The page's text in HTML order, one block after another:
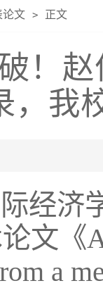
论文 > 正文
！
，我
经济
文《
a